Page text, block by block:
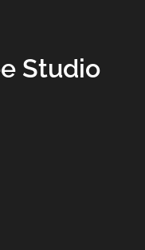
Studio